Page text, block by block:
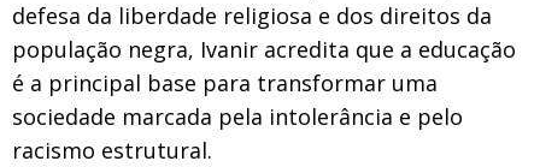
defesa da liberdade religiosa e dos direitos da
população negra, Ivanir acredita que a educação
é a principal base para transformar uma
sociedade marcada pela intolerância e pelo
racismo estrutural.